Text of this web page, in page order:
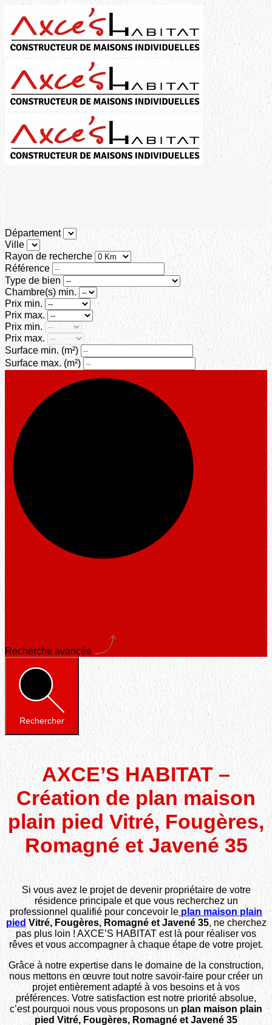
Département
Ville
Rayon de recherche
Référence
Type de bien
Chambre(s) min.
Prix min.
Prix max.
Prix min.
Prix max.
Surface min. (m²)
Surface max.(m²)
Recherche avancée
Rechercher
AXCE’S HABITAT –
Création de plan maison
plain pied Vitré, Fougères,
Romagné et Javené 35
Si vous avez le projet de devenir propriétaire de votre
résidence principale et que vous recherchez un
professionnel qualifié pour concevoir leplan maison plain
pied Vitré, Fougères, Romagné et Javené 35, ne cherchez
pas plus loin ! AXCE’S HABITAT est là pour réaliser vos
rêves et vous accompagner à chaque étape de votre projet.
Grâce à notre expertise dans le domaine de la construction,
nous mettons en œuvre tout notre savoir-faire pour créer un
projet entièrement adapté à vos besoins et à vos
préférences. Votre satisfaction est notre priorité absolue,
c’est pourquoi nous vous proposons un plan maison plain
pied Vitré, Fougères, Romagné et Javené 35